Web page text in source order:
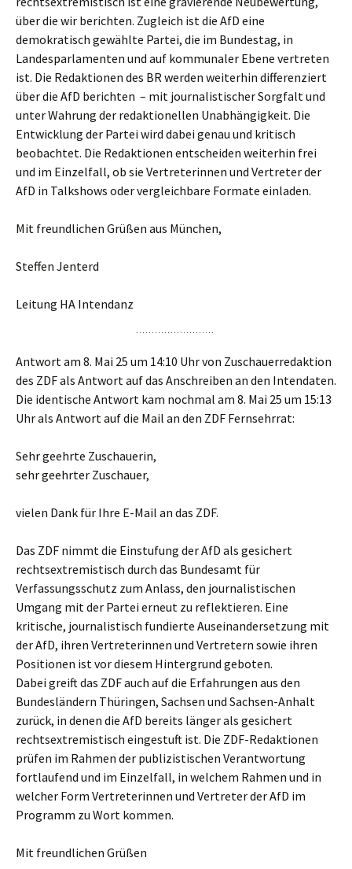
über die wir berichten. Zugleich ist die AfD eine
demokratisch gewählte Partei, die im Bundestag, in
Landesparlamenten und auf kommunaler Ebene vertreten
ist. Die Redaktionen des BR werden weiterhin differenziert
über die AfD berichten – mit journalistischer Sorgfalt und
unter Wahrung der redaktionellen Unabhängigkeit. Die
Entwicklung der Partei wird dabei genau und kritisch
beobachtet. Die Redaktionen entscheiden weiterhin frei
und im Einzelfall, ob sie Vertreterinnen und Vertreter der
AfD in Talkshows oder vergleichbare Formate einladen.
Mit freundlichen Grüßen aus München,
Steffen Jenterd
Leitung HA Intendanz
Antwort am 8. Mai 25 um 14:10 Uhr von Zuschauerredaktion
des ZDF als Antwort auf das Anschreiben an den Intendaten.
Die identische Antwort kam nochmal am 8. Mai 25 um 15:13
Uhr als Antwort auf die Mail an den ZDF Fernsehrrat:
Sehr geehrte Zuschauerin,
sehr geehrter Zuschauer,
vielen Dank für Ihre E-Mail an das ZDF.
Das ZDF nimmt die Einstufung der AfD als gesichert
rechtsextremistisch durch das Bundesamt für
Verfassungsschutz zum Anlass, den journalistischen
Umgang mit der Partei erneut zu reflektieren. Eine
kritische, journalistisch fundierte Auseinandersetzung mit
der AfD, ihren Vertreterinnen und Vertretern sowie ihren
Positionen ist vor diesem Hintergrund geboten.
Dabei greift das ZDF auch auf die Erfahrungen aus den
Bundesländern Thüringen, Sachsen und Sachsen-Anhalt
zurück, in denen die AfD bereits länger als gesichert
rechtsextremistisch eingestuft ist. Die ZDF-Redaktionen
prüfen im Rahmen der publizistischen Verantwortung
fortlaufend und im Einzelfall, in welchem Rahmen und in
welcher Form Vertreterinnen und Vertreter der AfD im
Programm zu Wort kommen.
Mit freundlichen Grüßen